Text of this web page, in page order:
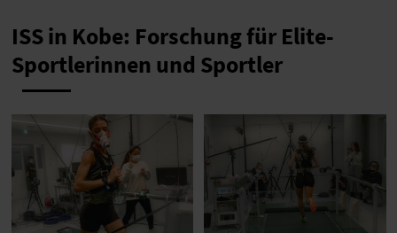
ISS in Kobe: Forschung für Elite-
Sportlerinnen und Sportler